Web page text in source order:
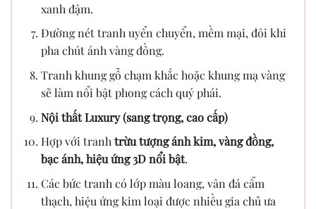
xanh đậm.
Đường nét tranh uyển chuyển, mềm mại, đôi khi
pha chút ánh vàng đồng.
Tranh khung gỗ chạm khắc hoặc khung mạ vàng
sẽ làm nổi bật phong cách quý phái.
Nội thất Luxury (sang trọng, cao cấp)
Hợp với tranh trừu tượng ánh kim, vàng đồng,
bạc ánh, hiệu ứng 3D nổi bật.
Các bức tranh có lớp màu loang, vân đá cẩm
thạch, hiệu ứng kim loại được nhiều gia chủ ưa